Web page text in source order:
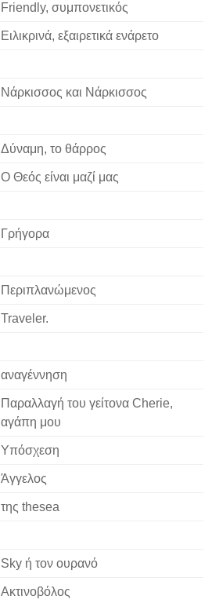
Friendly, συμπονετικός
Ειλικρινά, εξαιρετικά ενάρετο
Νάρκισσος και Νάρκισσος
Δύναμη, το θάρρος
Ο Θεός είναι μαζί μας
Γρήγορα
Περιπλανώμενος
Traveler.
αναγέννηση
Παραλλαγή του γείτονα Cherie,
αγάπη μου
Υπόσχεση
Άγγελος
της thesea
Sky ή τον ουρανό
Ακτινοβόλος